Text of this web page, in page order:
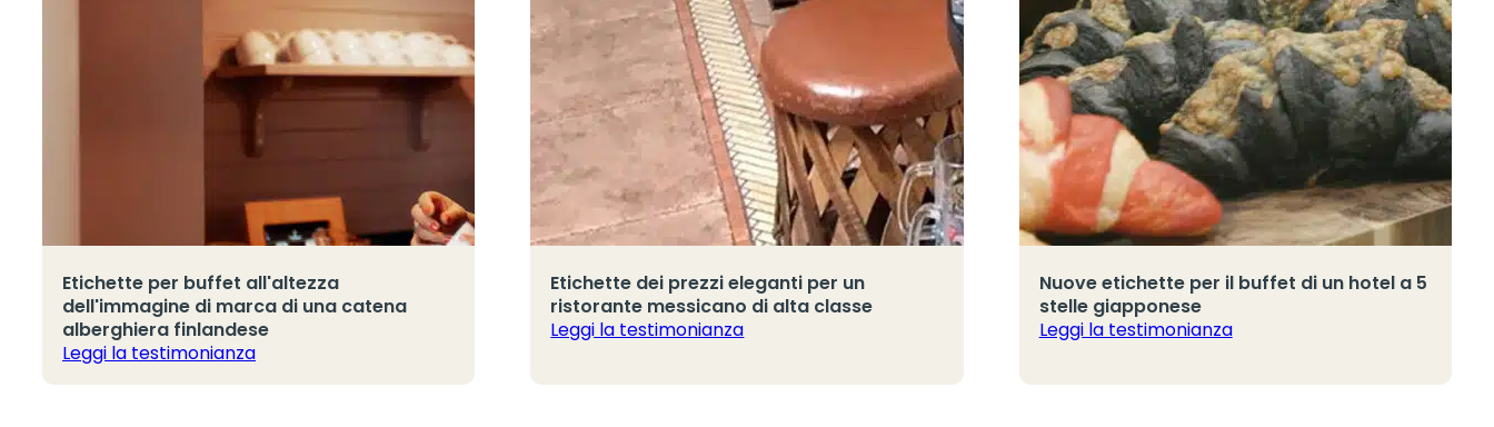
Etichette per buffet all'altezza
dell'immagine di marca di una catena
alberghiera finlandese
Leggi la testimonianza
Etichette dei prezzi eleganti per un
ristorante messicano di alta classe
Leggi la testimonianza
Nuove etichette per il buffet di un hotel a 5
stelle giapponese
Leggi la testimonianza